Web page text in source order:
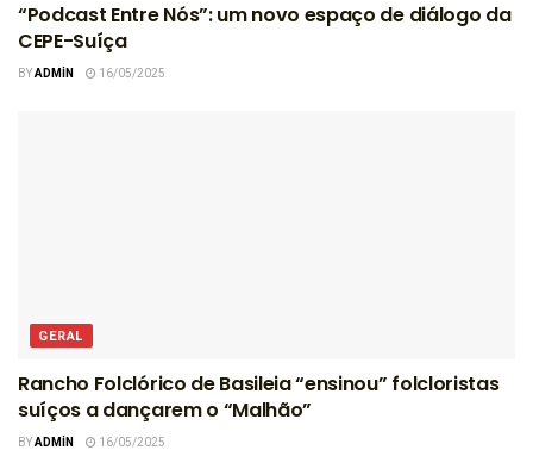
“Podcast Entre Nós”: um novo espaço de diálogo da
CEPE-Suíça
BYADMIN 16/05/2025
GERAL
Rancho Folclórico de Basileia “ensinou” folcloristas
suíços a dançarem o “Malhão”
BYADMIN 16/05/2025